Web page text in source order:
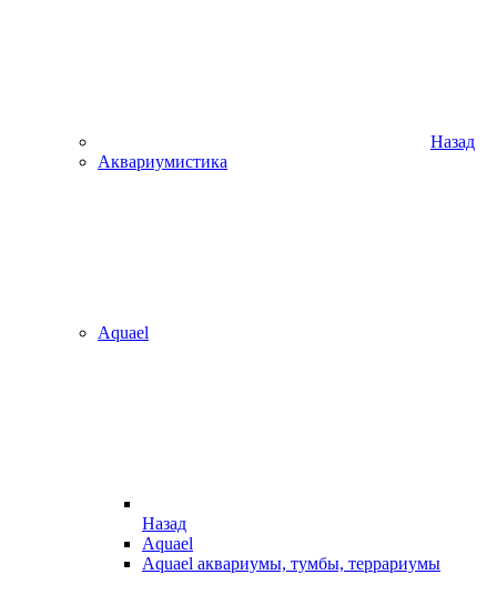
Назад
Аквариумистика
Aquael
Назад
Aquael
Aquael аквариумы, тумбы, террариумы